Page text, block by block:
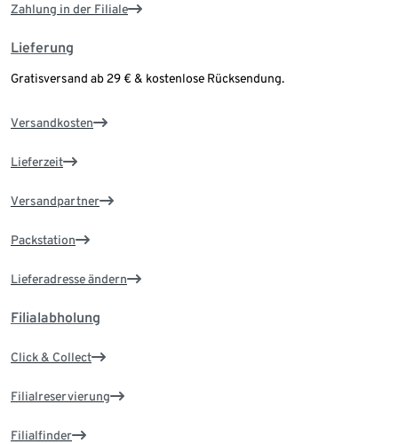
Zahlung in der Filiale
Lieferung
Gratisversand ab 29 € & kostenlose Rücksendung.
Versandkosten
Lieferzeit
Versandpartner
Packstation
Lieferadresse ändern
Filialabholung
Click & Collect
Filialreservierung
Filialfinder